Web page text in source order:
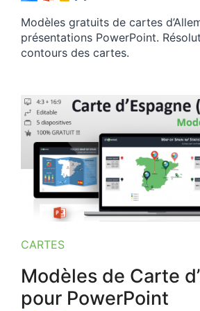
Modèles gratuits de cartes
présentations PowerPoint.
contours des cartes.
CARTES
Modèles de Carte
pour PowerPoint